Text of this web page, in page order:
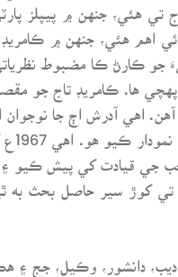
عروج تي هئي، جنهن ۾
اهم هئي، جنهن ۾
جو ڪارڻ ڪا مضبوط
موجود آهن. اهي آدرش اڄ جا
جي قيادت کي پيش ڪيو ۽
کوڙ سير حاصل بحث به
دانشور، وڪيل، جج ۽